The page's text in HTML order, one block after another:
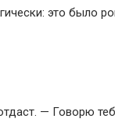
это было
— Говорю